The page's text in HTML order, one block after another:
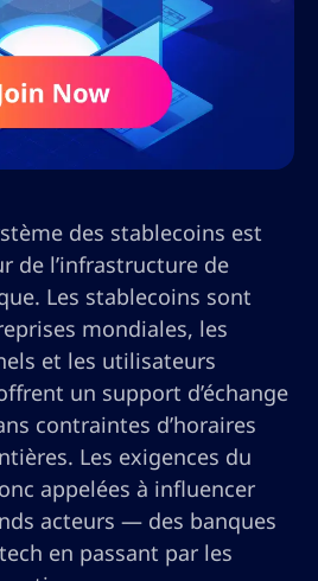
des stablecoins est
de l’infrastructure de
Les stablecoins sont
mondiales, les
et les utilisateurs
un support d’échange
contraintes d’horaires
Les exigences du
appelées à influencer
acteurs — des banques
en passant par les